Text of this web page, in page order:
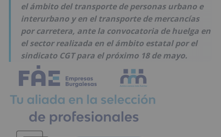
el ámbito del transporte de personas urbano e
interurbano y en el transporte de mercancías
por carretera, ante la convocatoria de huelga en
el sector realizada en el ámbito estatal por el
sindicato CGT para el próximo 18 de mayo.